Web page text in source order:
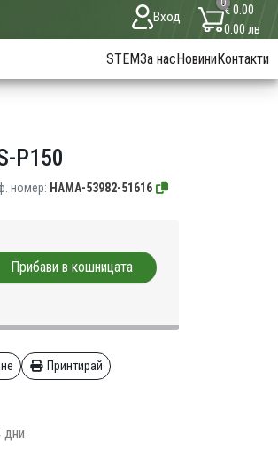
Вход
0€ 0.00
0.00 лв
STEMЗа насНовиниКонтакти
P150
номер: HAMA-53982-51616
Прибави в кошницата
Принтирай